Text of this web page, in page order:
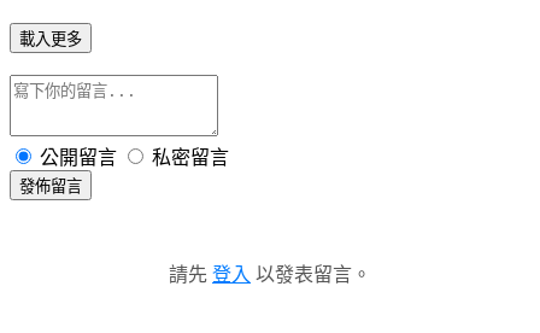
載入更多
公開留言 私密留言
發佈留言
請先 登入 以發表留言。